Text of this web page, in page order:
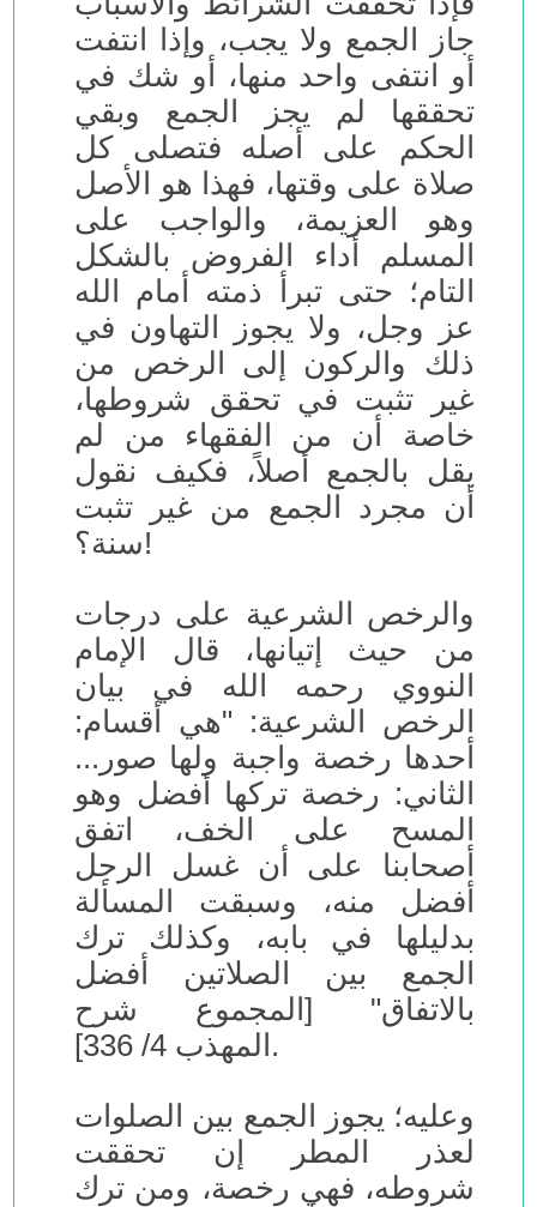
جاز الجمع ولا يجب، وإذا انتفت
أو انتفى واحد منها، أو شك في
تحققها لم يجز الجمع وبقي
الحكم على أصله فتصلى كل
صلاة على وقتها، فهذا هو الأصل
وهو العزيمة، والواجب على
المسلم أداء الفروض بالشكل
التام؛ حتى تبرأ ذمته أمام الله
عز وجل، ولا يجوز التهاون في
ذلك والركون إلى الرخص من
غير تثبت في تحقق شروطها،
خاصة أن من الفقهاء من لم
يقل بالجمع أصلاً، فكيف نقول
أن مجرد الجمع من غير تثبت
سنة؟!
والرخص الشرعية على درجات
من حيث إتيانها، قال الإمام
النووي رحمه الله في بيان
الرخص الشرعية: "هي أقسام:
أحدها رخصة واجبة ولها صور...
الثاني: رخصة تركها أفضل وهو
المسح على الخف، اتفق
أصحابنا على أن غسل الرجل
أفضل منه، وسبقت المسألة
بدليلها في بابه، وكذلك ترك
الجمع بين الصلاتين أفضل
بالاتفاق" [المجموع شرح
المهذب 4/ 336].
وعليه؛ يجوز الجمع بين الصلوات
لعذر المطر إن تحققت
شروطه، فهي رخصة، ومن ترك